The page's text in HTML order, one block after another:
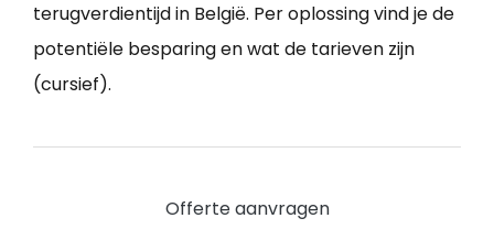
terugverdientijd in België. Per oplossing vind je de
potentiële besparing en wat de tarieven zijn
(cursief).
Offerte aanvragen